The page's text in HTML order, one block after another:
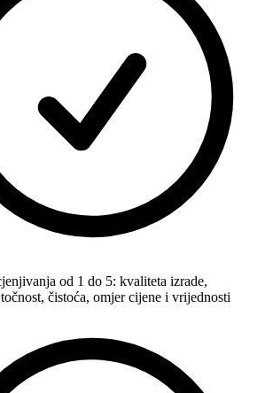
od 1 do 5: kvaliteta izrade,
čistoća, omjer cijene i vrijednosti